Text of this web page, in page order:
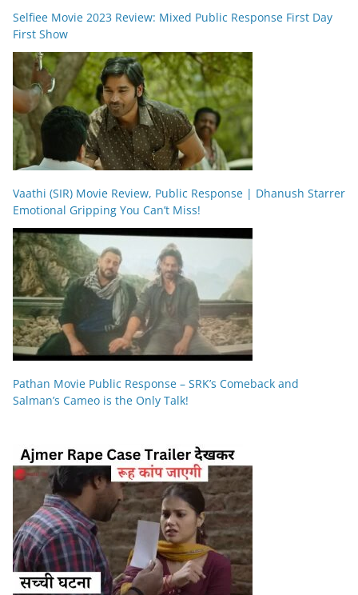
Selfiee Movie 2023 Review: Mixed Public Response First Day
First Show
Vaathi (SIR) Movie Review, Public Response | Dhanush Starrer
Emotional Gripping You Can’t Miss!
Pathan Movie Public Response – SRK’s Comeback and
Salman’s Cameo is the Only Talk!